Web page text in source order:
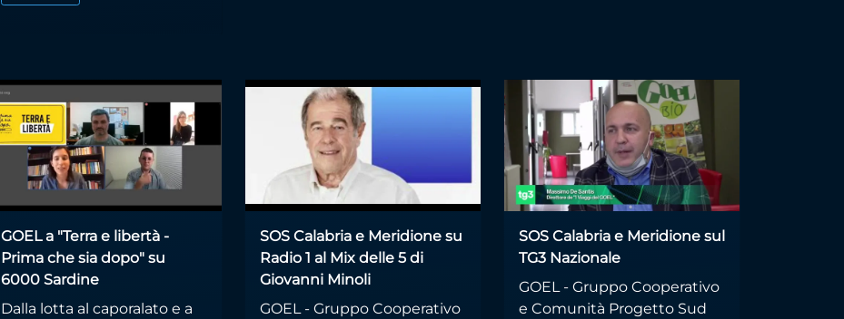
GOEL a "Terra e libertà -
Prima che sia dopo" su
6000 Sardine
Dalla lotta al caporalato e a
SOS Calabria e Meridione su
Radio 1 al Mix delle 5 di
Giovanni Minoli
GOEL - Gruppo Cooperativo
SOS Calabria e Meridione sul
TG3 Nazionale
GOEL - Gruppo Cooperativo
e Comunità Progetto Sud